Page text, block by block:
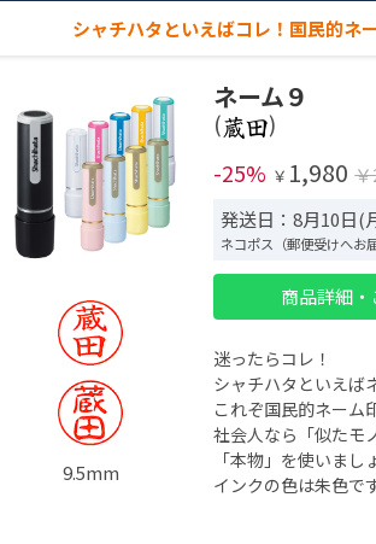
シャチハタといえばコレ！国民的ネ
9.5mm
ネーム９
(
)
-25% ￥ 1,980
発送日：8月10日(
ネコポス（郵便受けへお届
商品詳細
迷ったらコレ！
シャチハタといえば
これぞ国民的ネーム
社会人なら「似たモ
「本物」を使いまし
インクの色は朱色です